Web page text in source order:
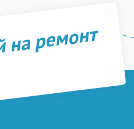
ремонт